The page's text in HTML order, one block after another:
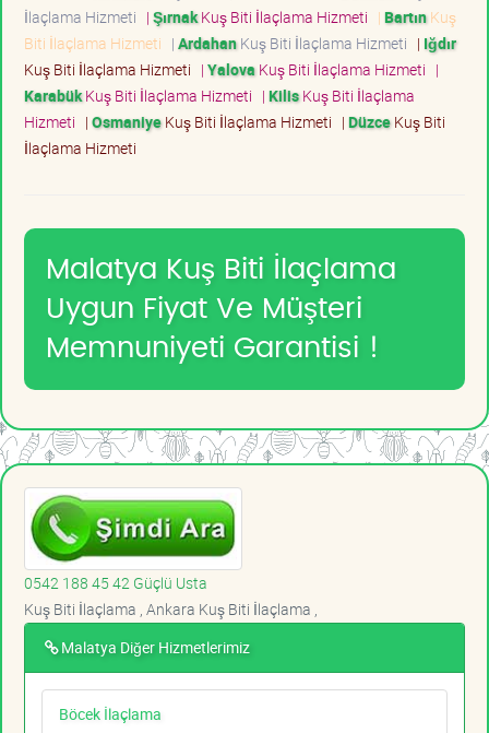
İlaçlama Hizmeti | ŞırnakKuş Biti İlaçlama Hizmeti | BartınKuş
Biti İlaçlama Hizmeti | ArdahanKuş Biti İlaçlama Hizmeti | Iğdır
Kuş Biti İlaçlama Hizmeti | Yalova Kuş Biti İlaçlama Hizmeti |
KarabükKuş Biti İlaçlama Hizmeti | KilisKuş Biti İlaçlama
Hizmeti | OsmaniyeKuş Biti İlaçlama Hizmeti | DüzceKuş Biti
İlaçlama Hizmeti
Malatya Kuş Biti İlaçlama
Uygun Fiyat Ve Müşteri
Memnuniyeti Garantisi !
0542 188 45 42 Güçlü Usta
Kuş Biti İlaçlama , Ankara Kuş Biti İlaçlama ,
Malatya Diğer Hizmetlerimiz
Böcek İlaçlama